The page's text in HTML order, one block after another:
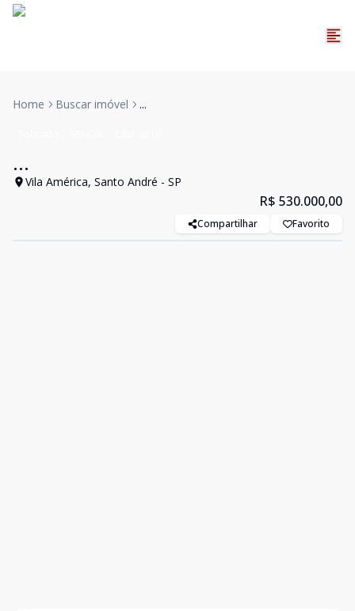
Home Buscar imóvel ...
...
Vila América, Santo André - SP
R$ 530.000,00
Compartilhar Favorito